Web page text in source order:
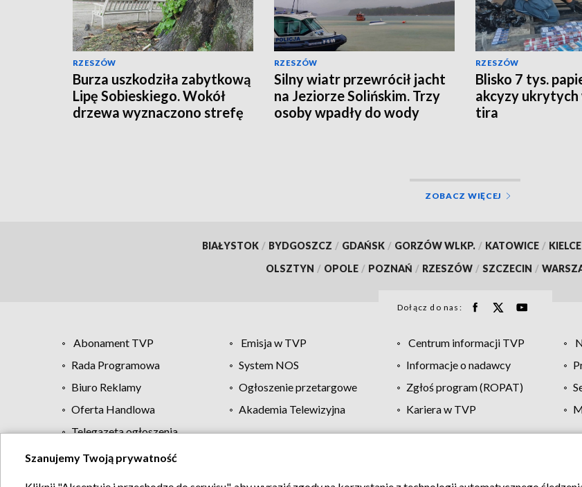
RZESZÓW
Burza uszkodziła zabytkową
Lipę Sobieskiego. Wokół
drzewa wyznaczono strefę
RZESZÓW
Silny wiatr przewrócił jacht
na Jeziorze Solińskim. Trzy
osoby wpadły do wody
RZESZÓW
Blisko 7 tys.
akcyzy ukrytych
tira
ZOBACZ WIĘCEJ
BIAŁYSTOK / BYDGOSZCZ / GDAŃSK / GORZÓW WLKP. / KATOWICE / KIELCE
OLSZTYN / OPOLE / POZNAŃ / RZESZÓW / SZCZECIN /
Dołącz do nas:
Abonament TVP Emisja w TVP Centrum informacji TVP
Rada Programowa
System NOS Informacje o nadawcy
Biuro Reklamy
Ogłoszenie przetargowe Zgłoś program (ROPAT)
Oferta Handlowa
Akademia Telewizyjna Kariera w TVP
Telegazeta ogłoszenia
Regulamin TVP Polityka prywatności Moje zgody Pomoc
Szanujemy Twoją prywatność